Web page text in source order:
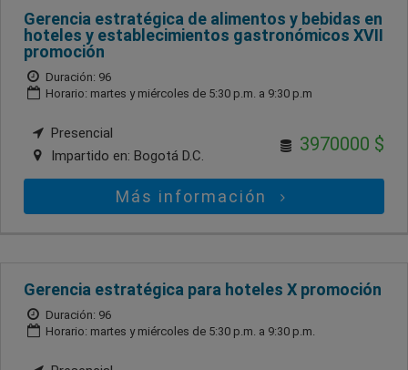
Gerencia estratégica de alimentos y bebidas en
hoteles y establecimientos gastronómicos XVII
promoción
Duración: 96
Horario: martes y miércoles de 5:30 p.m. a 9:30 p.m
Presencial
Impartido en: Bogotá D.C.
3970000 $
Más información
Gerencia estratégica para hoteles X promoción
Duración: 96
Horario: martes y miércoles de 5:30 p.m. a 9:30 p.m.